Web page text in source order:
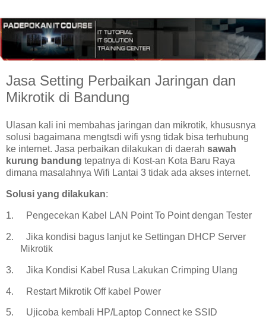
Jasa Setting Perbaikan Jaringan dan
Mikrotik di Bandung
Ulasan kali ini membahas jaringan dan mikrotik, khususnya
solusi bagaimana mengtsdi wifi ysng tidak bisa terhubung
ke internet. Jasa perbaikan dilakukan di daerah sawah
kurung bandung tepatnya di Kost-an Kota Baru Raya
dimana masalahnya Wifi Lantai 3 tidak ada akses internet.
Solusi yang dilakukan:
1. Pengecekan Kabel LAN Point To Point dengan Tester
2.
Jika kondisi bagus lanjut ke Settingan DHCP Server
Mikrotik
3. Jika Kondisi Kabel Rusa Lakukan Crimping Ulang
4. Restart Mikrotik Off kabel Power
5. Ujicoba kembali HP/Laptop Connect ke SSID